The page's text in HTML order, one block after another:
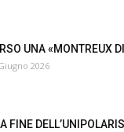
UNA «MONTREUX
2026
FINE